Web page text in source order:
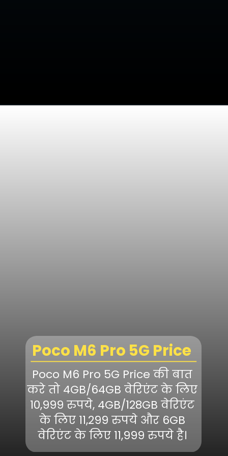
Poco M6 Pro 5G Price की बात
करे तो 4GB/64GB वेरिएंट के लिए
10,999 रुपये, 4GB/128GB वेरिएंट
के लिए 11,299 रुपये और 6GB
वेरिएंट के लिए 11,999 रुपये है।
Poco M6 Pro 5G Price